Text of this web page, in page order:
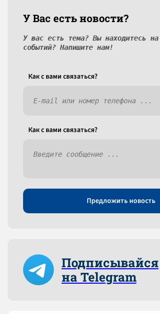
У Вас есть новости?
У вас есть тема? Вы находитесь
событий? Напишите нам!
Как c вами связаться?
Как c вами связаться?
Предложить новость
Подписывайся
на Telegram